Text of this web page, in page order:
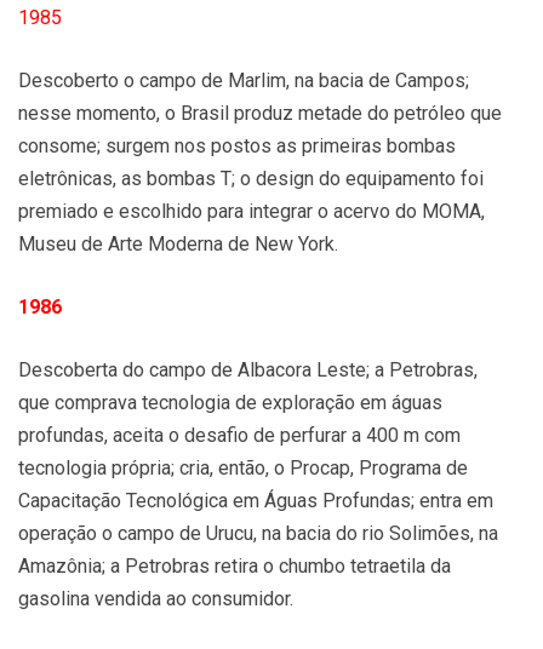
1985
Descoberto o campo de Marlim, na bacia de Campos;
nesse momento, o Brasil produz metade do petróleo que
consome; surgem nos postos as primeiras bombas
eletrônicas, as bombas T; o design do equipamento foi
premiado e escolhido para integrar o acervo do MOMA,
Museu de Arte Moderna de New York.
1986
Descoberta do campo de Albacora Leste; a Petrobras,
que comprava tecnologia de exploração em águas
profundas, aceita o desafio de perfurar a 400 m com
tecnologia própria; cria, então, o Procap, Programa de
Capacitação Tecnológica em Águas Profundas; entra em
operação o campo de Urucu, na bacia do rio Solimões, na
Amazônia; a Petrobras retira o chumbo tetraetila da
gasolina vendida ao consumidor.